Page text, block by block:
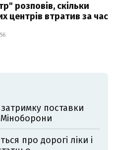
розповів, скільки
центрів втратив за час
поставки
про дорогі ліки і